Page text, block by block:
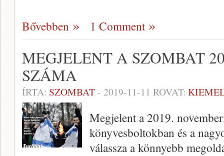
Bővebben 1 Comment
MEGJELENT A SZOMBAT
SZÁMA
ÍRTA: SZOMBAT- 2019-11-11 ROVAT:
Megjelent a 2019.
könyvesboltokban és a
válassza a könnyebb